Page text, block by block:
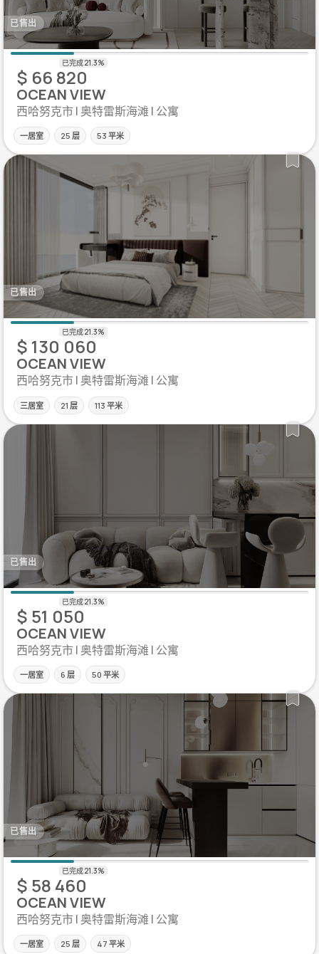
已售出
$ 66 820
OCEAN VIEW
西哈努克市 | 奥特雷斯海滩 | 公寓
一居室 25 层 53 平米
已售出
$ 130 060
OCEAN VIEW
西哈努克市 | 奥特雷斯海滩 | 公寓
三居室 21 层 113 平米
已售出
$ 51 050
OCEAN VIEW
西哈努克市 | 奥特雷斯海滩 | 公寓
一居室 6 层 50 平米
已售出
$ 58 460
OCEAN VIEW
西哈努克市 | 奥特雷斯海滩 | 公寓
一居室 25 层 47 平米